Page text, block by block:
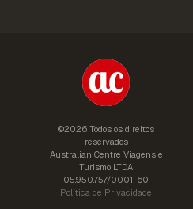
©2026 Todos os direitos
reservados
Australian Centre Viagens e
Turismo LTDA
05.950.757/0001-60
Política de Privacidade